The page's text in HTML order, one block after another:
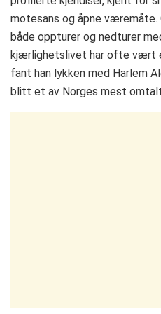
motesans og åpne væremåte.
både oppturer og nedturer
kjærlighetslivet har ofte vært
fant han lykken med Harlem
blitt et av Norges mest